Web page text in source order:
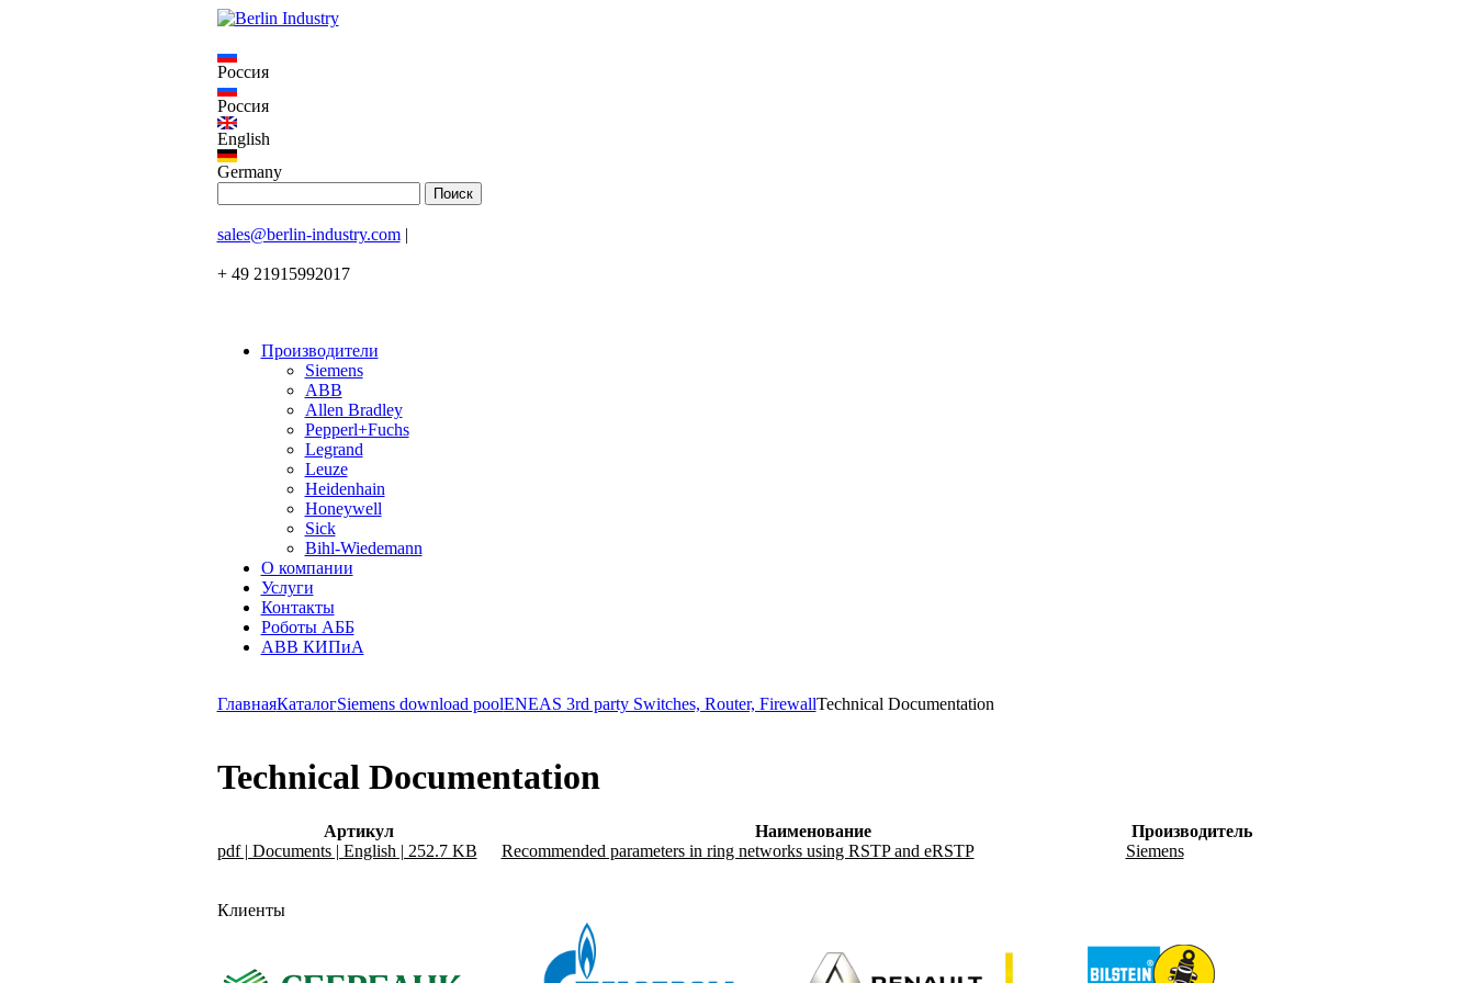
Россия
Россия
English
Germany
sales@berlin-industry.com|
+ 49 21915992017
Производители
Siemens
ABB
Allen Bradley
Pepperl+Fuchs
Legrand
Leuze
Heidenhain
Honeywell
Sick
Bihl-Wiedemann
О компании
Услуги
Контакты
Роботы АББ
ABB КИПиА
ГлавнаяКаталогSiemens download poolENEAS 3rd party Switches, Router, FirewallTechnical Documentation
Technical Documentation
Артикул Наименование
Производитель
pdf | Documents | English | 252.7 KB
Recommended parameters in ring networks using RSTP and eRSTP Siemens
Клиенты